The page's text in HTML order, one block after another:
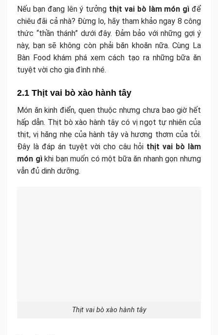
Nếu bạn đang lên ý tưởng thịt vai bò làm món gì để
chiêu đãi cả nhà? Đừng lo, hãy tham khảo ngay 8 công
thức “thần thánh” dưới đây. Đảm bảo với những gợi ý
này, bạn sẽ không còn phải băn khoăn nữa. Cùng La
Bàn Food khám phá xem cách tạo ra những bữa ăn
tuyệt vời cho gia đình nhé.
2.1 Thịt vai bò xào hành tây
Món ăn kinh điển, quen thuộc nhưng chưa bao giờ hết
hấp dẫn. Thịt bò xào hành tây có vị ngọt tự nhiên của
thịt, vị hăng nhẹ của hành tây và hương thơm của tỏi.
Đây là đáp án tuyệt vời cho câu hỏi thịt vai bò làm
món gìkhi bạn muốn có một bữa ăn nhanh gọn nhưng
vẫn đủ dinh dưỡng.
Thịt vai bò xào hành tây